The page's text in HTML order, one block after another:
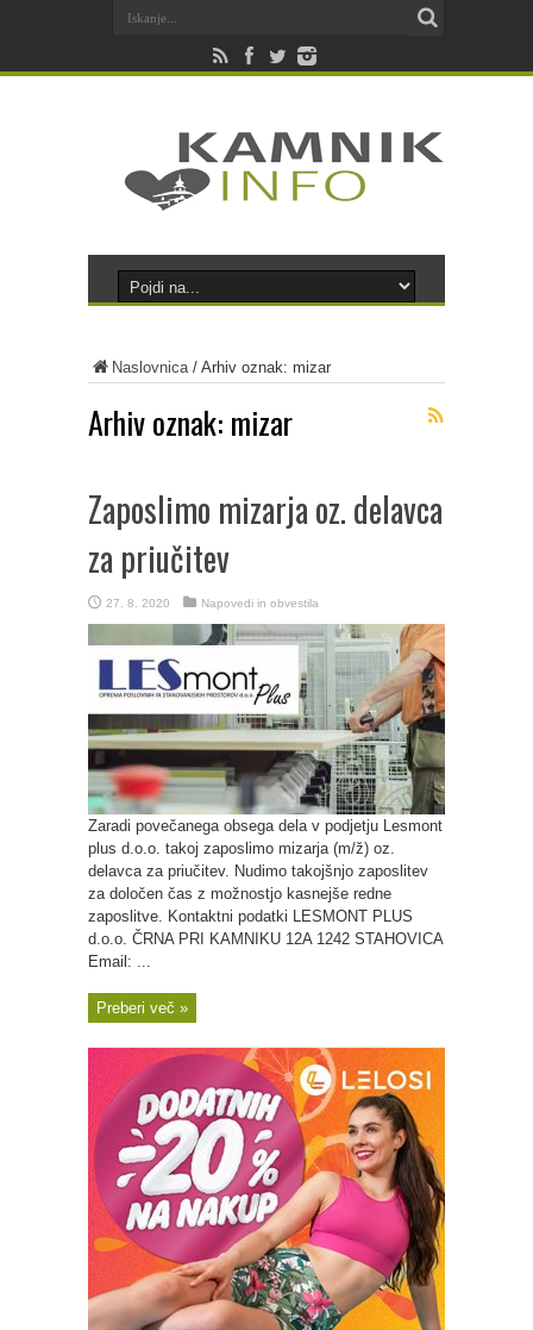
Naslovnica/ Arhiv oznak: mizar
Arhiv oznak: mizar
Zaposlimo mizarja oz. delavca
za priučitev
27. 8. 2020 Napovedi in obvestila
Zaradi povečanega obsega dela v podjetju Lesmont
plus d.o.o. takoj zaposlimo mizarja (m/ž) oz.
delavca za priučitev. Nudimo takojšnjo zaposlitev
za določen čas z možnostjo kasnejše redne
zaposlitve. Kontaktni podatki LESMONT PLUS
d.o.o. ČRNA PRI KAMNIKU 12A 1242 STAHOVICA
Email: ...
Preberi več »